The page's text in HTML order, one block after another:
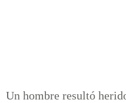
Un hombre resultó